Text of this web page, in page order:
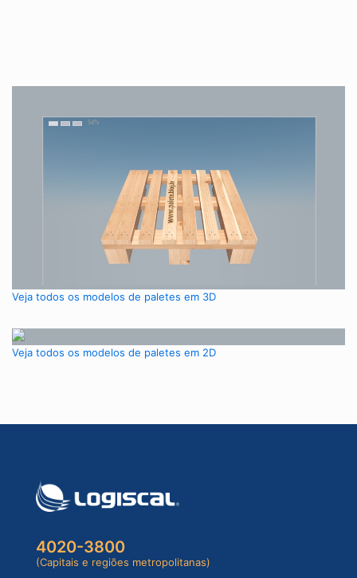
Veja todos os modelos de paletes em 3D
Veja todos os modelos de paletes em 2D
4020-3800
(Capitais e regiões metropolitanas)